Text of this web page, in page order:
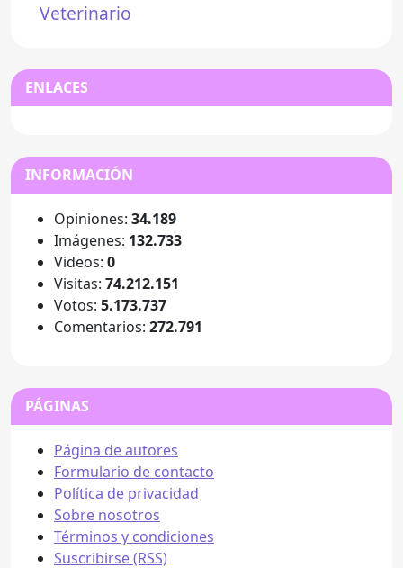
Veterinario
ENLACES
INFORMACIÓN
Opiniones: 34.189
Imágenes: 132.733
Videos: 0
Visitas: 74.212.151
Votos: 5.173.737
Comentarios: 272.791
PÁGINAS
Página de autores
Formulario de contacto
Política de privacidad
Sobre nosotros
Términos y condiciones
Suscribirse (RSS)